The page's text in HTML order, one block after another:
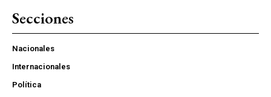
Secciones
Nacionales
Internacionales
Política